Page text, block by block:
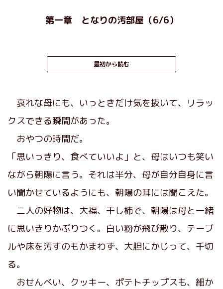
第一章 となりの汚部屋（6/6）
最初から読む
哀れな母にも、いっときだけ気を抜いて、リラッ
クスできる瞬間があった。
おやつの時間だ。
「思いっきり、食べていいよ」と、母はいつも笑い
ながら朝陽に言う。それは半分、母が自分自身に言
い聞かせているようにも、朝陽の耳には聞こえた。
二人の好物は、大福、干し柿で、朝陽は母と一緒
に思いきりかぶりつく。白い粉が飛び散り、テーブ
ルや床を汚すのもかまわず、大胆にかじって、千切
る。
おせんべい、クッキー、ポテトチップスも、細か